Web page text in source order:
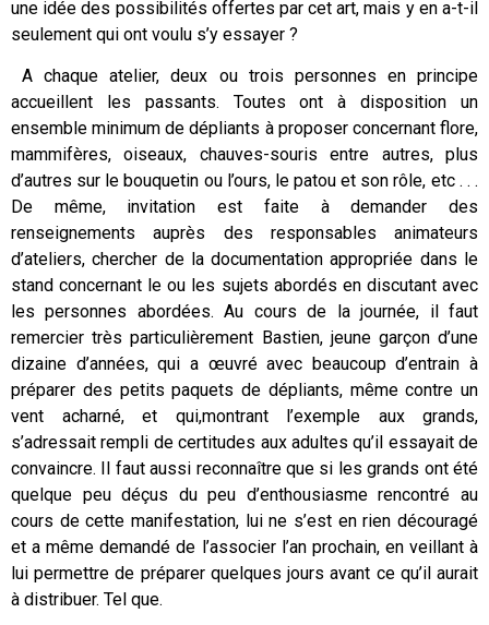
une idée des possibilités offertes par cet art, mais y en a-t-il
seulement qui ont voulu s’y essayer ?
A chaque atelier, deux ou trois personnes en principe
accueillent les passants. Toutes ont à disposition un
ensemble minimum de dépliants à proposer concernant flore,
mammifères, oiseaux, chauves-souris entre autres, plus
d’autres sur le bouquetin ou l’ours, le patou et son rôle, etc . . .
De même, invitation est faite à demander des
renseignements auprès des responsables animateurs
d’ateliers, chercher de la documentation appropriée dans le
stand concernant le ou les sujets abordés en discutant avec
les personnes abordées. Au cours de la journée, il faut
remercier très particulièrement Bastien, jeune garçon d’une
dizaine d’années, qui a œuvré avec beaucoup d’entrain à
préparer des petits paquets de dépliants, même contre un
vent acharné, et qui,montrant l’exemple aux grands,
s’adressait rempli de certitudes aux adultes qu’il essayait de
convaincre. Il faut aussi reconnaître que si les grands ont été
quelque peu déçus du peu d’enthousiasme rencontré au
cours de cette manifestation, lui ne s’est en rien découragé
et a même demandé de l’associer l’an prochain, en veillant à
lui permettre de préparer quelques jours avant ce qu’il aurait
à distribuer. Tel que.